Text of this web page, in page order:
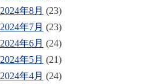
2024年8月 (23)
2024年7月 (23)
2024年6月 (24)
2024年5月 (21)
2024年4月 (24)